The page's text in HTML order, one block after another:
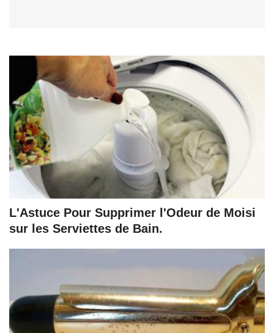
L'Astuce Pour Supprimer l'Odeur de Moisi
sur les Serviettes de Bain.